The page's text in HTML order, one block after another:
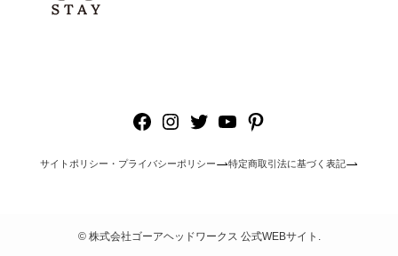
Facebook
Instagram
Twitter
YouTube
Pinterest
サイトポリシー・プライバシーポリシー 特定商取引法に基づく表記
©株式会社ゴーアヘッドワークス 公式WEBサイト.